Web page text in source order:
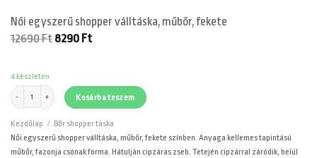
Női egyszerű shopper válltáska, műbőr, fekete
12690Ft Original
8290 FtCurrent
4 készleten
Női egyszerű shopper válltáska, műbőr, fekete mennyiség
Kosárba teszem
Kezdőlap / Bőr shopper táska
Női egyszerű shopper válltáska, műbőr, fekete színben. Anyaga kellemes tapintású
műbőr, fazonja csónak forma. Hátulján cipzáras zseb. Tetején cipzárral záródik, belül